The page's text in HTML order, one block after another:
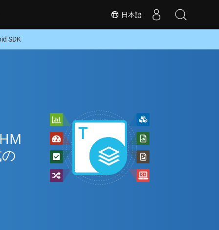
日本語
SDK